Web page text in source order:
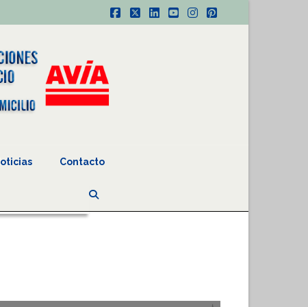
Facebook
X LinkedIn
YouTube
Instagram
Pinterest
Contacto